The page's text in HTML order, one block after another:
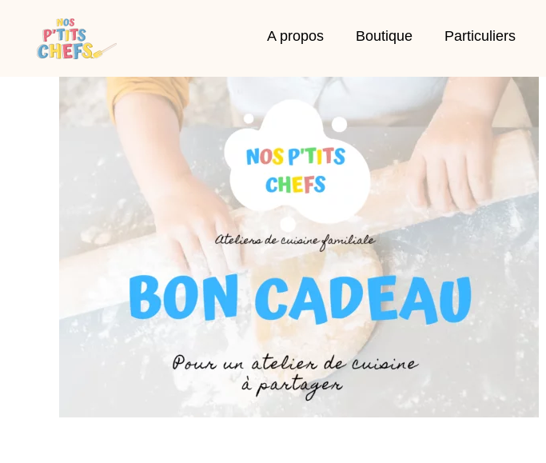
A propos Boutique Particuliers